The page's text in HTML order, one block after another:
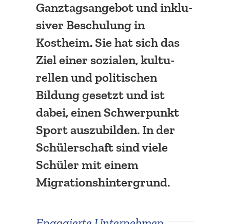
Ganztags­an­gebot und inklu­
siver Beschulung in
Kostheim. Sie hat sich das
Ziel einer sozialen, kultu­
rellen und politi­schen
Bildung gesetzt und ist
dabei, einen Schwer­punkt
Sport auszu­bilden. In der
Schüler­schaft sind viele
Schüler mit einem
Migrationshintergrund.